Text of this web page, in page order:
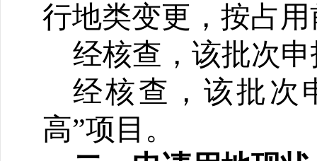
行地类变更，按占
经核查，该批次
经核查，该批次
高”项目。